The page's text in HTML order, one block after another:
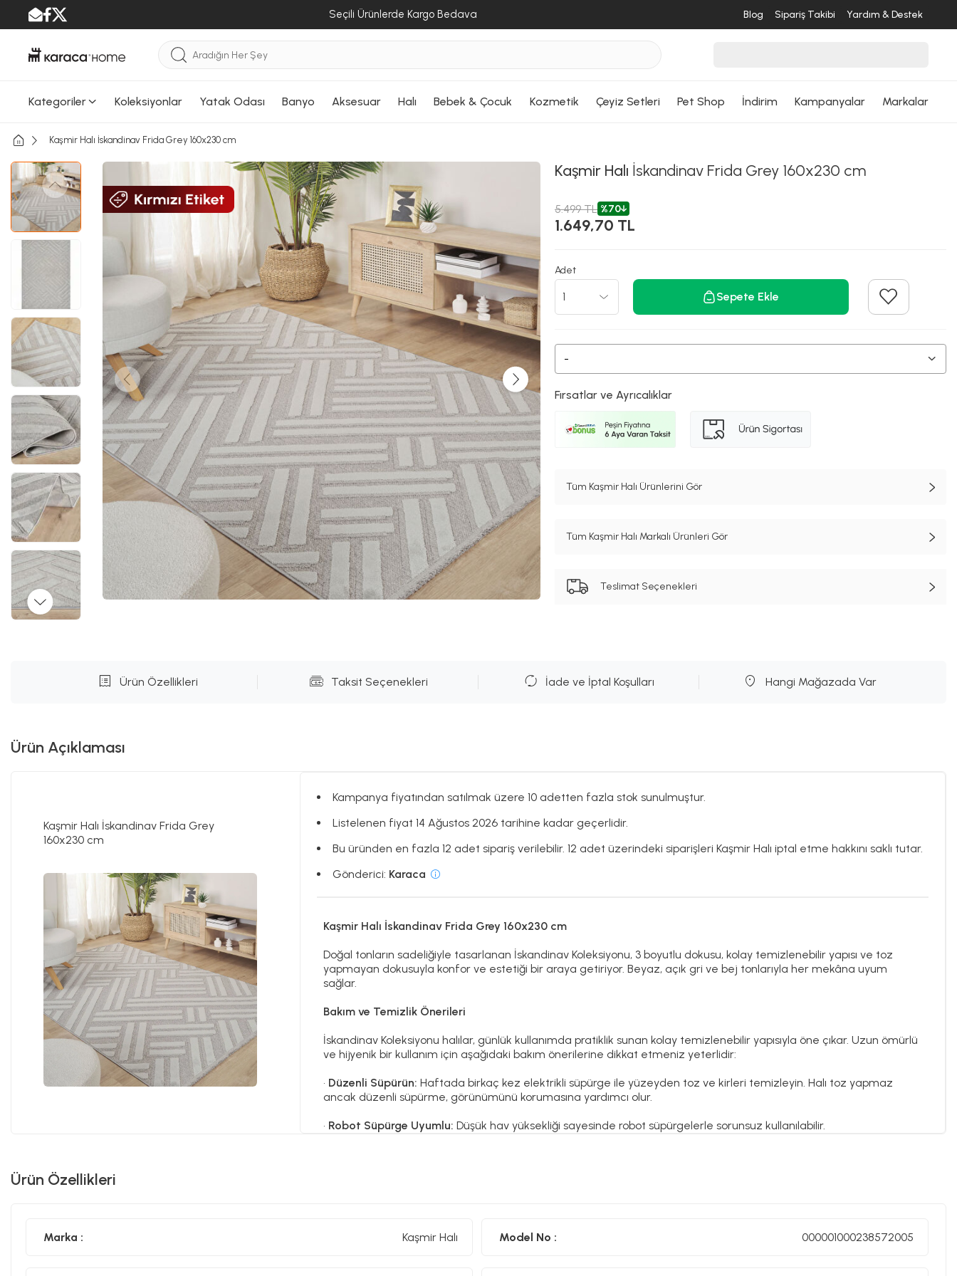
Seçili Ürünlerde Kargo Bedava Blog Sipariş Takibi Yardım & Destek
Kategoriler Koleksiyonlar Yatak Odası Banyo Aksesuar Halı Bebek & Çocuk Kozmetik Çeyiz Setleri Pet Shop İndirim Kampanyalar Markalar
Kaşmir Halı İskandinav Frida Grey 160x230 cm
Kaşmir Halı İskandinav Frida Grey 160x230 cm
5.499 TL %70
1.649,70 TL
Adet
Sepete Ekle
-
Fırsatlar ve Ayrıcalıklar
Tüm Kaşmir Halı Ürünlerini Gör
Tüm Kaşmir Halı Markalı Ürünleri Gör
Teslimat Seçenekleri
Ürün Özellikleri Taksit Seçenekleri İade ve İptal Koşulları Hangi Mağazada Var
Ürün Açıklaması
Kaşmir Halı İskandinav Frida Grey
160x230 cm
Kampanya fiyatından satılmak üzere 10 adetten fazla stok sunulmuştur.
Listelenen fiyat 14 Ağustos 2026 tarihine kadar geçerlidir.
Bu üründen en fazla 12 adet sipariş verilebilir. 12 adet üzerindeki siparişleri Kaşmir Halı iptal etme hakkını saklı tutar.
Gönderici: Karaca
Kaşmir Halı İskandinav Frida Grey 160x230 cm
Doğal tonların sadeliğiyle tasarlanan İskandinav Koleksiyonu, 3 boyutlu dokusu, kolay temizlenebilir yapısı ve toz
yapmayan dokusuyla konfor ve estetiği bir araya getiriyor. Beyaz, açık gri ve bej tonlarıyla her mekâna uyum
sağlar.
Bakım ve Temizlik Önerileri
İskandinav Koleksiyonu halılar, günlük kullanımda pratiklik sunan kolay temizlenebilir yapısıyla öne çıkar. Uzun ömürlü
ve hijyenik bir kullanım için aşağıdaki bakım önerilerine dikkat etmeniz yeterlidir:
• Düzenli Süpürün: Haftada birkaç kez elektrikli süpürge ile yüzeyden toz ve kirleri temizleyin. Halı toz yapmaz
ancak düzenli süpürme, görünümünü korumasına yardımcı olur.
• Robot Süpürge Uyumlu: Düşük hav yüksekliği sayesinde robot süpürgelerle sorunsuz kullanılabilir.
Yıkama Gerektiğinde:Halınız çok kirlenirse halı yıkama merkezlerinde profesyonel olarak yıkatabilirsiniz. Makinede
Ürün Özellikleri
Marka : Kaşmir Halı Model No : 000001000238572005